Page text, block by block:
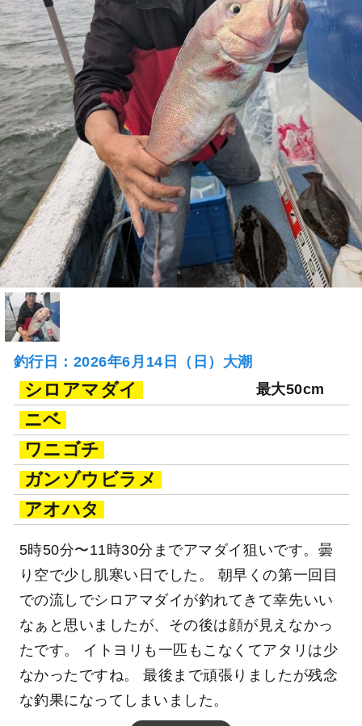
釣行日：2026年6月14日（日）大潮
シロアマダイ 最大50cm
ニベ
ワニゴチ
ガンゾウビラメ
アオハタ
5時50分〜11時30分までアマダイ狙いです。曇
り空で少し肌寒い日でした。 朝早くの第一回目
での流しでシロアマダイが釣れてきて幸先いい
なぁと思いましたが、その後は顔が見えなかっ
たです。 イトヨリも一匹もこなくてアタリは少
なかったですね。 最後まで頑張りましたが残念
な釣果になってしまいました。